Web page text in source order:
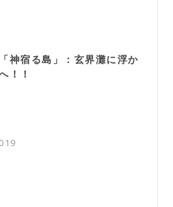
神宿る島」：玄界灘に浮か
！！